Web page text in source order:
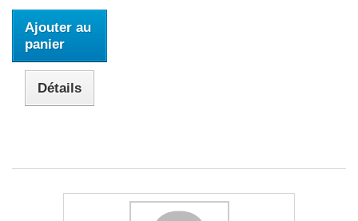
Ajouter au
panier
Détails